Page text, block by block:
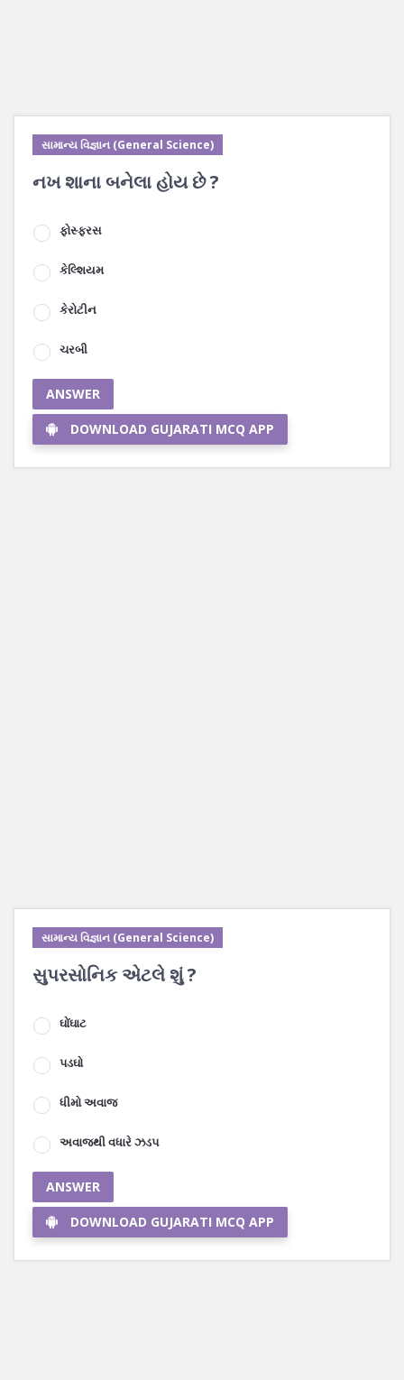
સામાન્ય વિજ્ઞાન (General Science)
નખ શાના બનેલા હોય છે ?
ફોસ્ફરસ
કેલ્શિયમ
કેરોટીન
ચરબી
ANSWER
DOWNLOAD GUJARATI MCQ APP
સામાન્ય વિજ્ઞાન (General Science)
સુપરસોનિક એટલે શું ?
ઘોંઘાટ
પડઘો
ધીમો અવાજ
અવાજથી વધારે ઝડપ
ANSWER
DOWNLOAD GUJARATI MCQ APP